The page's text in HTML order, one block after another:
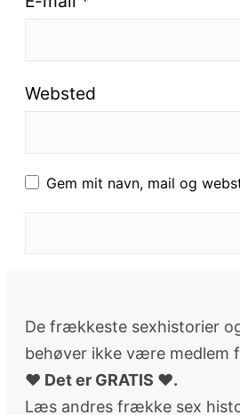
Websted
Gem mit navn, mail og
De frækkeste sexhistorier
behøver ikke være medlem
♥ Det er GRATIS ♥.
Læs andres frække sex